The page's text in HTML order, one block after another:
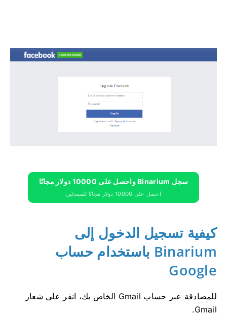
سجل Binarium واحصل على 10000 دولار مجانًا
احصل على 10000 دولار مجانًا للمبتدئين
كيفية تسجيل الدخول إلى
Binarium باستخدام حساب
Google
للمصادقة عبر حساب Gmail الخاص بك، انقر على شعار
Gmail.